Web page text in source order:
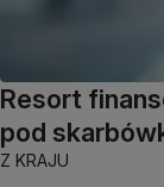
Resort
pod
Z KRAJU